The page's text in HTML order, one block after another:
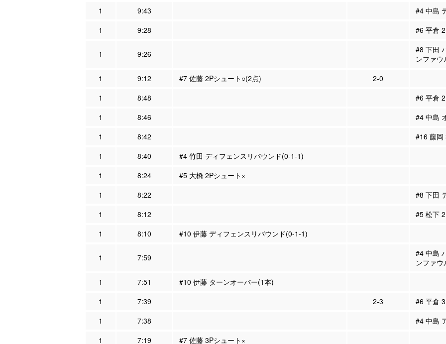
1
9:43
#4 中島
1
9:28 #6 平倉
1 9:26
#8 下田
ンファウ
1
9:12 #7 佐藤 2Pシュート○(2点)
2-0
1
8:48
#6 平倉
1
8:46
#4 中島
1
8:42
#16 藤岡
1
8:40
#4 竹田 ディフェンスリバウンド(0-1-1)
1
8:24
#5 大橋 2Pシュート×
1
8:22
#8 下田
1
8:12
#5 松下
1
8:10 #10 伊藤 ディフェンスリバウンド(0-1-1)
1 7:59
#4 中島
ンファウ
1
7:51
#10 伊藤 ターンオーバー(1本)
1
7:39 2-3
#6 平倉
1
7:38
#4 中島
1
7:19
#7 佐藤 3Pシュート×